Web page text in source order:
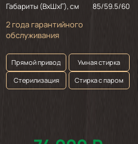
Габариты (ВхШхГ), см
85/59.5/60
2 года гарантийного
обслуживания
Прямой привод
Умная стирка
Стерилизация
Стирка с паром